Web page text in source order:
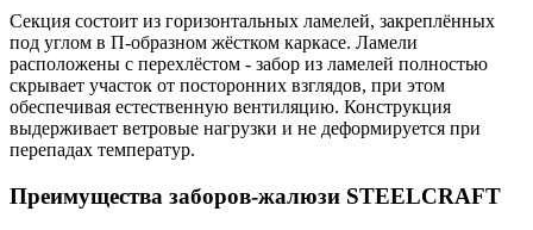
Секция состоит из горизонтальных ламелей, закреплённых
под углом в П-образном жёстком каркасе. Ламели
расположены с перехлёстом - забор из ламелей полностью
скрывает участок от посторонних взглядов, при этом
обеспечивая естественную вентиляцию. Конструкция
выдерживает ветровые нагрузки и не деформируется при
перепадах температур.
Преимущества заборов-жалюзи STEELCRAFT